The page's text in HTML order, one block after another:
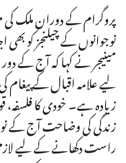
پروگرام کے دوران ملک
نوجوانوں کے چیلنجز کو بھی
مینیجر نے کہا کہ آج کے
لیے علامہ اقبال کے
زیادہ ہے۔ خودی کا فلسفہ،
زندگی کی وضاحت آج کے
راست دکھانے کے لیے